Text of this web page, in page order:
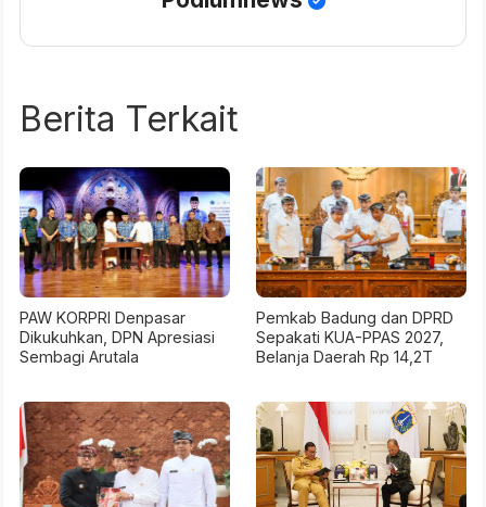
Berita Terkait
PAW KORPRI Denpasar
Dikukuhkan, DPN Apresiasi
Sembagi Arutala
Pemkab Badung dan DPRD
Sepakati KUA-PPAS 2027,
Belanja Daerah Rp 14,2T